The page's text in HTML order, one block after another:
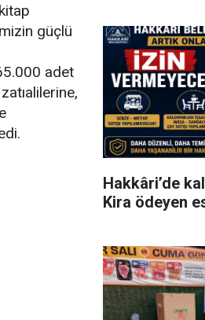
güçlü
adet
Hakkâri’de
Kira ödeyen